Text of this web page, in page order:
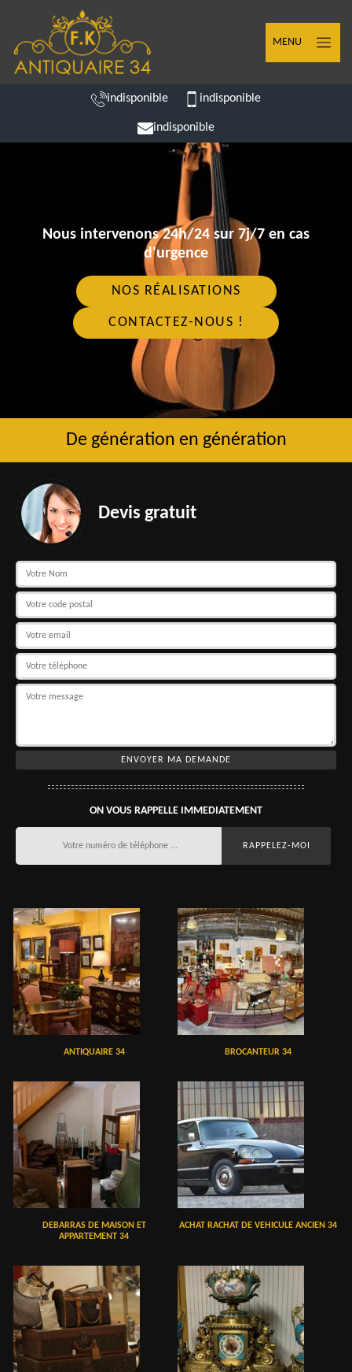
MENU
indisponible indisponible
indisponible
Nous intervenons 24h/24 sur 7j/7 en cas
d'urgence
NOS RÉALISATIONS
CONTACTEZ-NOUS !
De génération en génération
Devis gratuit
ON VOUS RAPPELLE IMMEDIATEMENT
ANTIQUAIRE 34 BROCANTEUR 34
DEBARRAS DE MAISON ET
APPARTEMENT 34
ACHAT RACHAT DE VEHICULE ANCIEN 34